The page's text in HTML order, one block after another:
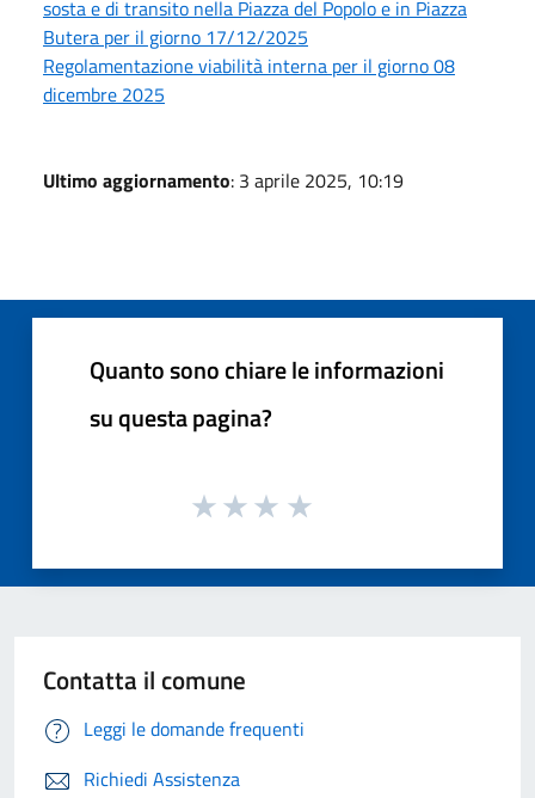
sosta e di transito nella Piazza del Popolo e in Piazza
Butera per il giorno 17/12/2025
Regolamentazione viabilità interna per il giorno 08
dicembre 2025
Ultimo aggiornamento: 3 aprile 2025, 10:19
Quanto sono chiare le informazioni
su questa pagina?
Contatta il comune
Leggi le domande frequenti
Richiedi Assistenza